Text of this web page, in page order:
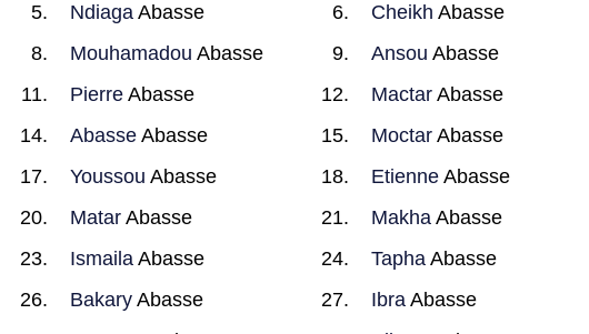
NdiagaAbasse Cheikh Abasse
Mouhamadou Abasse Ansou Abasse
PierreAbasse Mactar Abasse
AbasseAbasse Moctar Abasse
Youssou Abasse Etienne Abasse
MatarAbasse Makha Abasse
IsmailaAbasse Tapha Abasse
BakaryAbasse Ibra Abasse